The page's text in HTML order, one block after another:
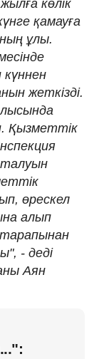
көлік
қамауға
ұлы.
күннен
жеткізді.
Қызметтік
өрескел
алып
- деді
Аян